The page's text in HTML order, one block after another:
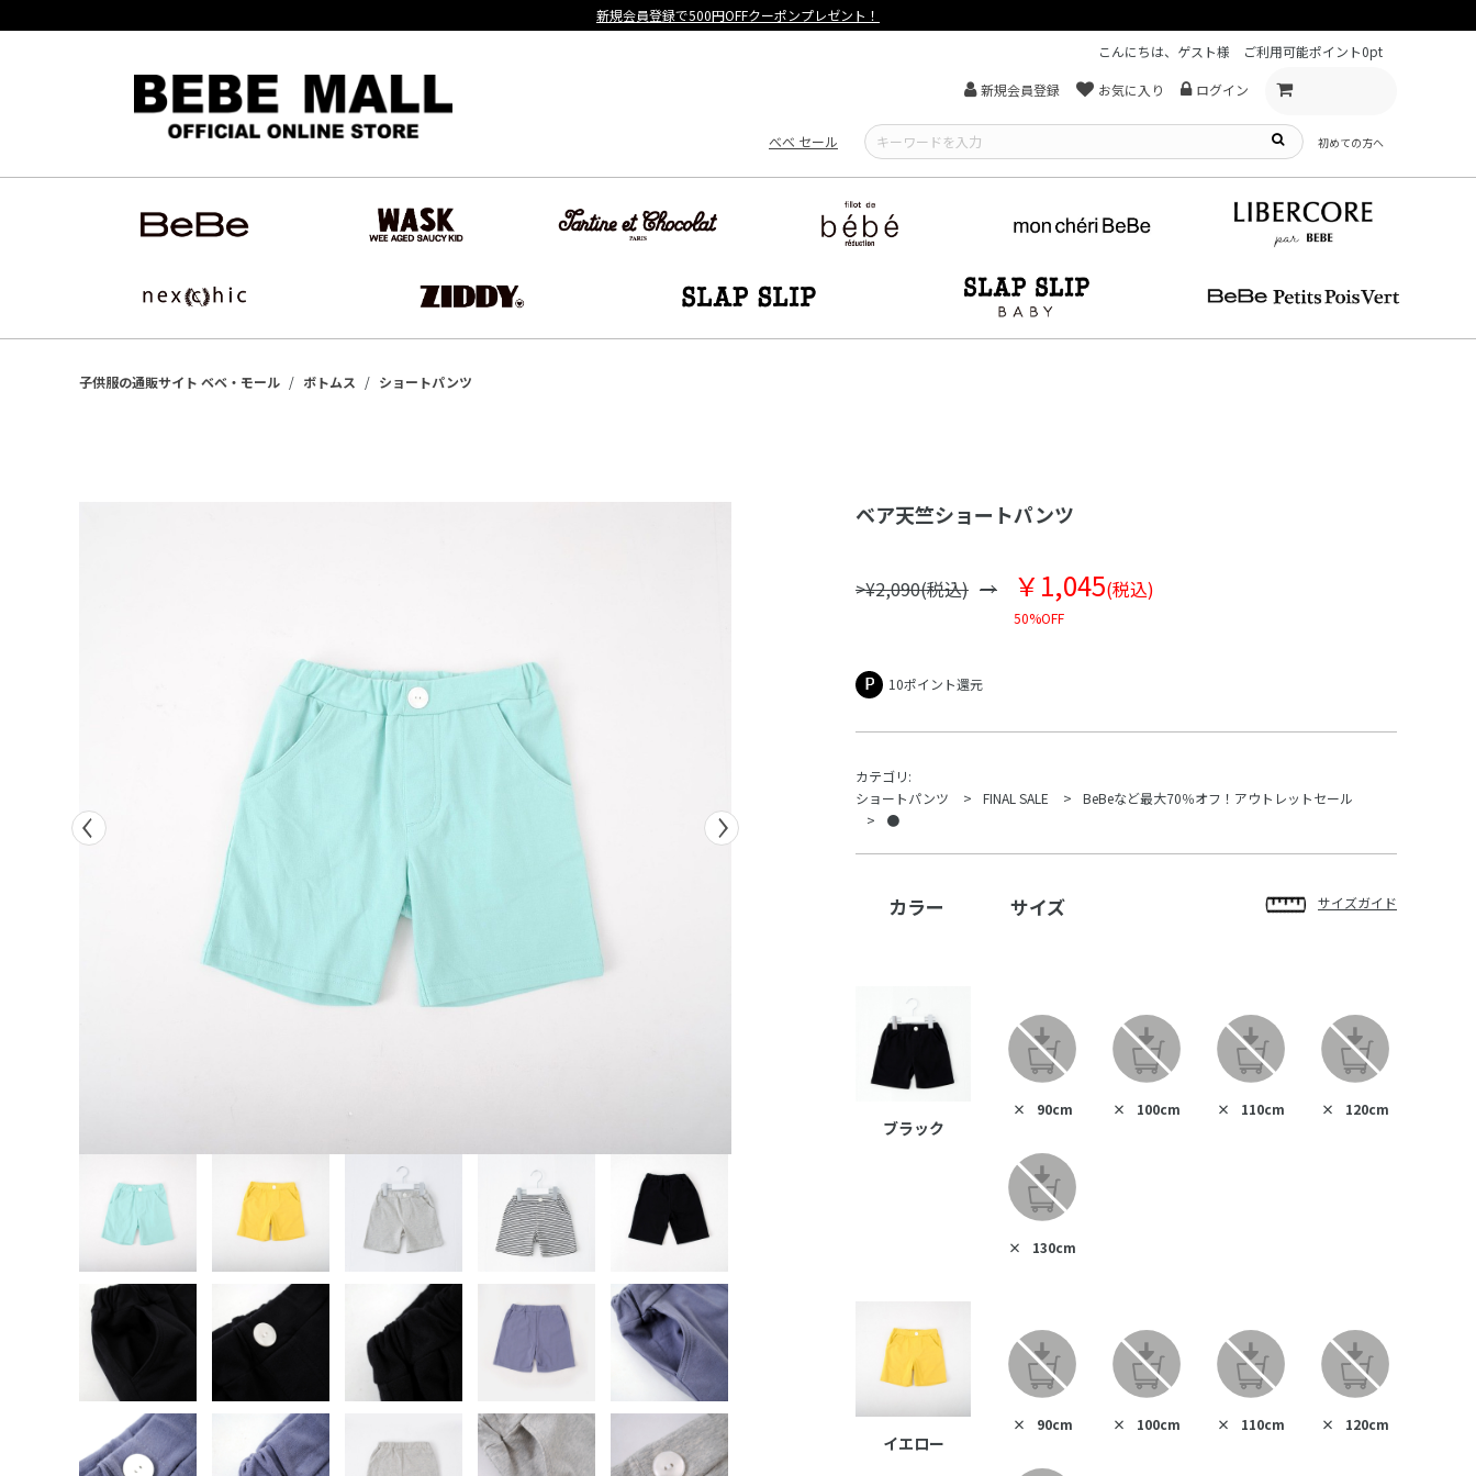
【重要】熊本地震による遅延可能性について
こんにちは、ゲスト様
ご利用可能ポイント0pt
新規会員登録 お気に入り ログイン
べべ セール 初めての方へ
子供服の通販サイト ベベ・モール ボトムス ショートパンツ
ベア天竺ショートパンツ
>¥2,090(税込) ￥1,045(税込)
50%OFF
10ポイント還元
カテゴリ:
ショートパンツ
FINAL SALE
BeBeなど最大70％オフ！アウトレットセール
●
カラー サイズ サイズガイド
ブラック
× 90cm × 100cm × 110cm × 120cm
× 130cm
イエロー
× 90cm × 100cm × 110cm × 120cm